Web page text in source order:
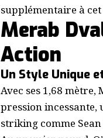
supplémentaire à
Merab
Action
Un Style Unique
Avec ses 1,68
pression incessante,
striking comme